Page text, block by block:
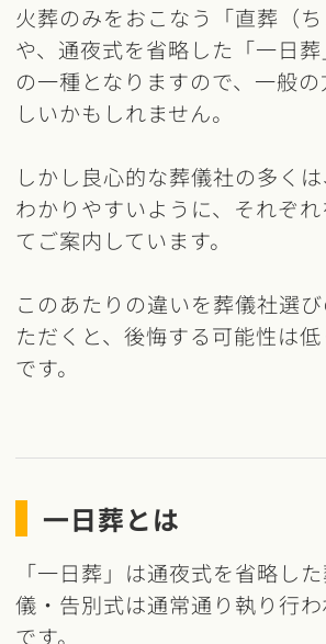
火葬のみをおこなう「直葬（ち
や、通夜式を省略した「一日葬
の一種となりますので、一般
しいかもしれません。
しかし良心的な葬儀社の多く
わかりやすいように、それぞ
てご案内しています。
このあたりの違いを葬儀社選
ただくと、後悔する可能性は
です。
一日葬とは
「一日葬」は通夜式を省略し
儀・告別式は通常通り執り行
です。